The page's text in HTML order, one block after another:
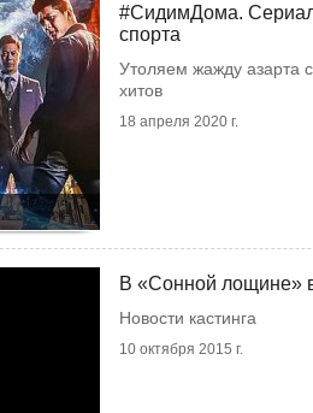
#СидимДома.
спорта
Утоляем жажду азарта
хитов
18 апреля 2020 г.
В «Сонной лощине»
Новости кастинга
10 октября 2015 г.